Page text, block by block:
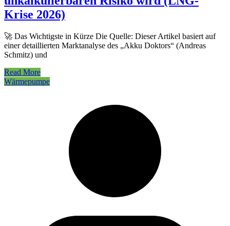
Krise 2026)
🚀 Das Wichtigste in Kürze Die Quelle: Dieser Artikel basiert auf
einer detaillierten Marktanalyse des „Akku Doktors“ (Andreas
Schmitz) und
Read More
Wärmepumpe